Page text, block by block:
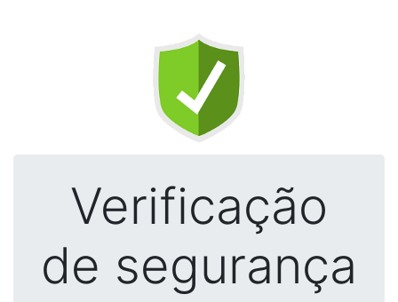
Verificação
de segurança